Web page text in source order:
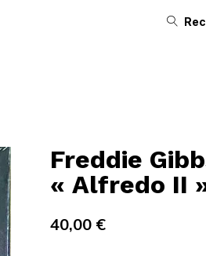
Freddie
« Alfredo II
40,00 €